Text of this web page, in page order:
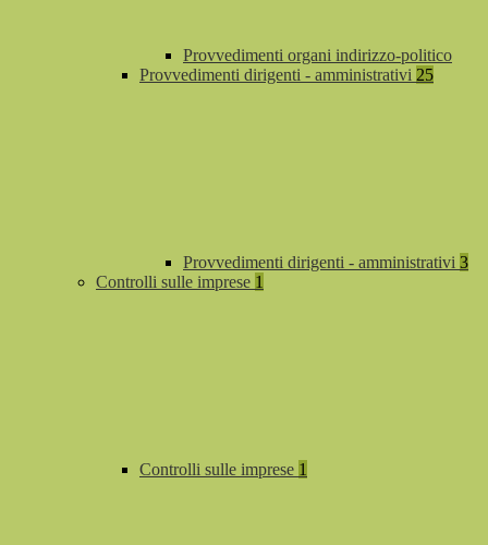
Provvedimenti organi indirizzo-politico
Provvedimenti dirigenti - amministrativi 25
Provvedimenti dirigenti - amministrativi 3
Controlli sulle imprese 1
Controlli sulle imprese 1